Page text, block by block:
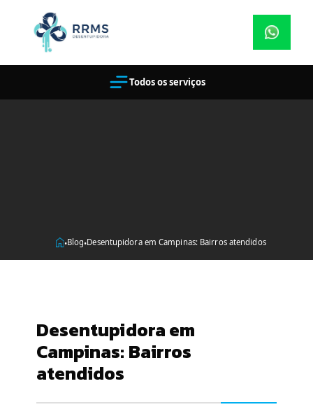
Todos os serviços
•Blog•Desentupidora em Campinas: Bairros atendidos
Desentupidora em
Campinas: Bairros
atendidos